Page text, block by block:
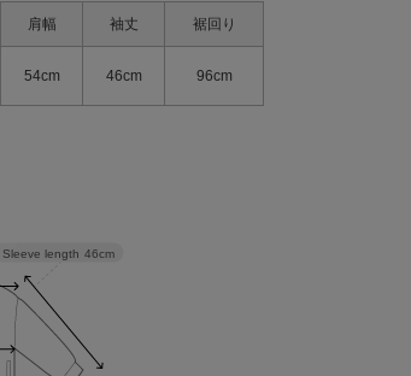
肩幅 袖丈 裾回り
54cm 46cm 96cm
Sleeve length 46cm